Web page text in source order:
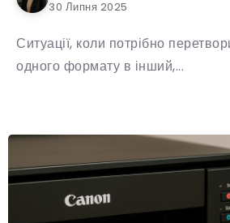
30 Липня 2025
Ситуації, коли потрібно
одного формату в інший,...